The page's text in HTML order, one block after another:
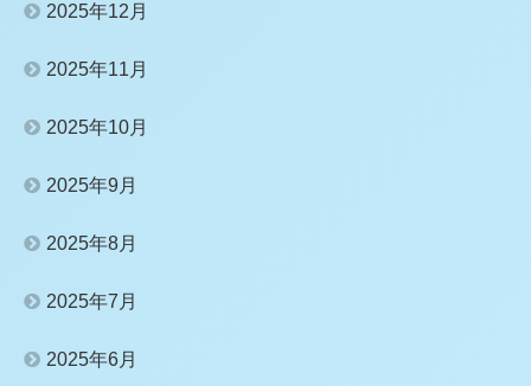
2025年12月
2025年11月
2025年10月
2025年9月
2025年8月
2025年7月
2025年6月